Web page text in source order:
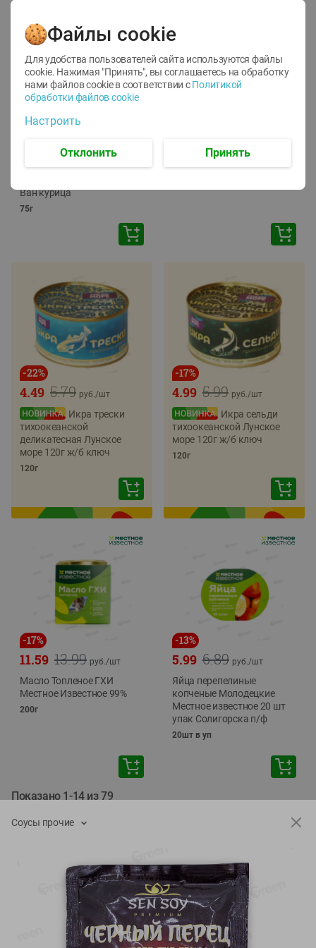
12
1.05 руб./
руб./шт
Корм влаж. для кош. с
Ван курица
75г
ТОФУ Vegetus ТВЕРДЫЙ
-22%
5.79
4.49 руб./шт
Икра трески
тихоокеанской
деликатесная Лунское
море 120г ж/б ключ
120г
-17%
5.99
4.99 руб./шт
Икра сельди
тихоокеанской Лунское
море 120г ж/б ключ
120г
-17%
13.99
11.59 руб./шт
Масло Топленое ГХИ
Местное Известное 99%
200г
-13%
6.89
5.99 руб./шт
Яйца перепелиные
копченые Молодецкие
Местное известное 20 шт
упак Солигорска п/ф
20шт в уп
Показано 1-14 из 79
Каталог товаров
Специально для вас
Соусы прочие
Файлы cookie
Для удобства пользователей сайта используются файлы
cookie. Нажимая "Принять", вы соглашаетесь на обработку
нами файлов cookie в соответствии с Политикой
обработки файлов cookie
Настроить
Отклонить Принять